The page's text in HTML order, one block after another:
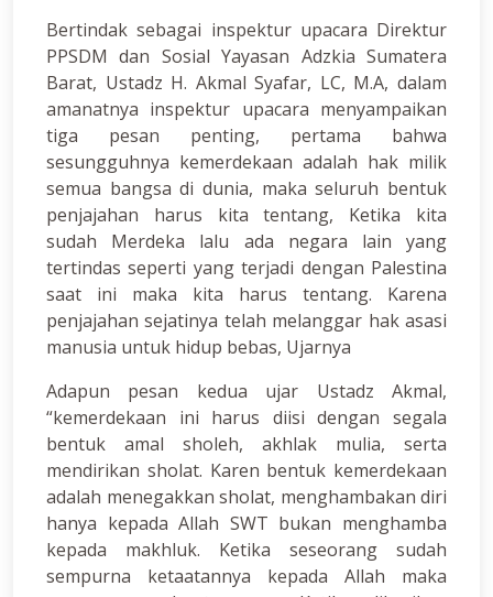
Bertindak sebagai inspektur upacara Direktur
PPSDM dan Sosial Yayasan Adzkia Sumatera
Barat, Ustadz H. Akmal Syafar, LC, M.A, dalam
amanatnya inspektur upacara menyampaikan
tiga pesan penting, pertama bahwa
sesungguhnya kemerdekaan adalah hak milik
semua bangsa di dunia, maka seluruh bentuk
penjajahan harus kita tentang, Ketika kita
sudah Merdeka lalu ada negara lain yang
tertindas seperti yang terjadi dengan Palestina
saat ini maka kita harus tentang. Karena
penjajahan sejatinya telah melanggar hak asasi
manusia untuk hidup bebas, Ujarnya
Adapun pesan kedua ujar Ustadz Akmal,
“kemerdekaan ini harus diisi dengan segala
bentuk amal sholeh, akhlak mulia, serta
mendirikan sholat. Karen bentuk kemerdekaan
adalah menegakkan sholat, menghambakan diri
hanya kepada Allah SWT bukan menghamba
kepada makhluk. Ketika seseorang sudah
sempurna ketaatannya kepada Allah maka